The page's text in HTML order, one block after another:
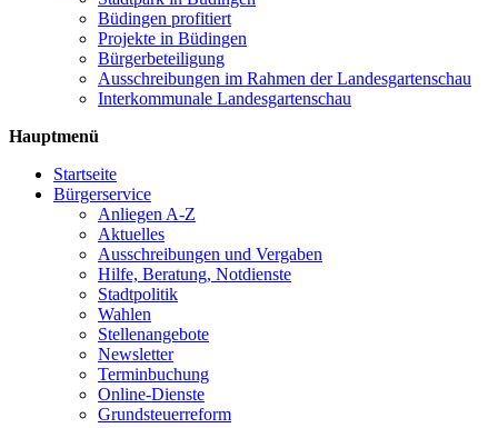
Büdingen profitiert
Projekte in Büdingen
Bürgerbeteiligung
Ausschreibungen im Rahmen der Landesgartenschau
Interkommunale Landesgartenschau
Hauptmenü
Startseite
Bürgerservice
Anliegen A-Z
Aktuelles
Ausschreibungen und Vergaben
Hilfe, Beratung, Notdienste
Stadtpolitik
Wahlen
Stellenangebote
Newsletter
Terminbuchung
Online-Dienste
Grundsteuerreform